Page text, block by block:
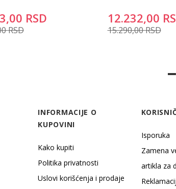
RSD
RSD
12.232,00
15.290,00RSD
INFORMACIJE O
KUPOVINI
Kako kupiti
Politika privatnosti
Uslovi korišćenja i prodaje
Isporuka
Zamena
artikla za